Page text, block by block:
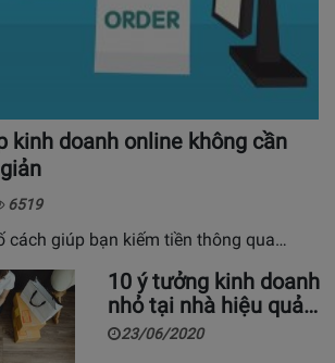
kinh doanh online không cần
6519
cách giúp bạn kiếm tiền thông qua…
10 ý tưởng kinh doanh
nhỏ tại nhà hiệu quả…
23/06/2020